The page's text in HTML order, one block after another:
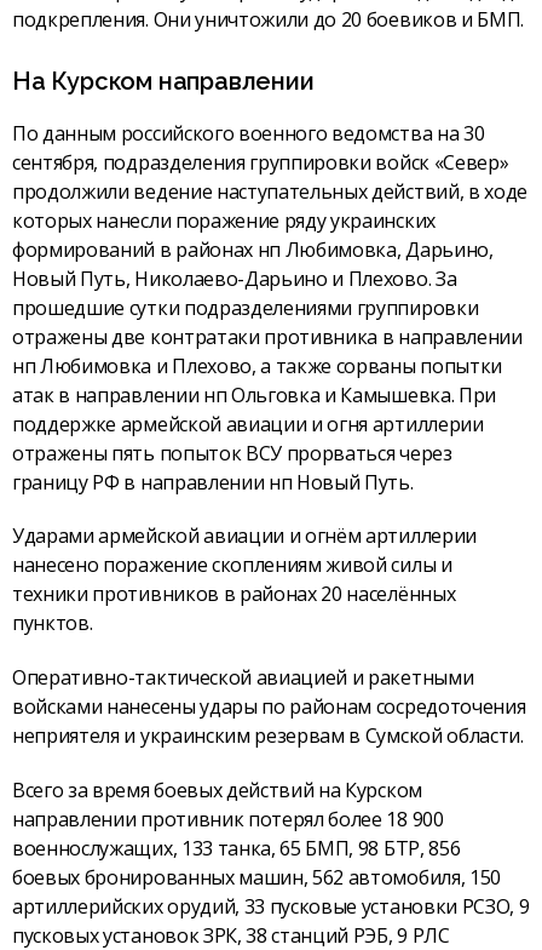
подкрепления. Они уничтожили до 20 боевиков и БМП.
На Курском направлении
По данным российского военного ведомства на 30
сентября, подразделения группировки войск «Север»
продолжили ведение наступательных действий, в ходе
которых нанесли поражение ряду украинских
формирований в районах нп Любимовка, Дарьино,
Новый Путь, Николаево-Дарьино и Плехово. За
прошедшие сутки подразделениями группировки
отражены две контратаки противника в направлении
нп Любимовка и Плехово, а также сорваны попытки
атак в направлении нп Ольговка и Камышевка. При
поддержке армейской авиации и огня артиллерии
отражены пять попыток ВСУ прорваться через
границу РФ в направлении нп Новый Путь.
Ударами армейской авиации и огнём артиллерии
нанесено поражение скоплениям живой силы и
техники противников в районах 20 населённых
пунктов.
Оперативно-тактической авиацией и ракетными
войсками нанесены удары по районам сосредоточения
неприятеля и украинским резервам в Сумской области.
Всего за время боевых действий на Курском
направлении противник потерял более 18 900
военнослужащих, 133 танка, 65 БМП, 98 БТР, 856
боевых бронированных машин, 562 автомобиля, 150
артиллерийских орудий, 33 пусковые установки РСЗО, 9
пусковых установок ЗРК, 38 станций РЭБ, 9 РЛС